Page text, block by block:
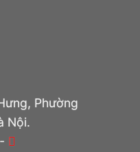
Phường
Nội.